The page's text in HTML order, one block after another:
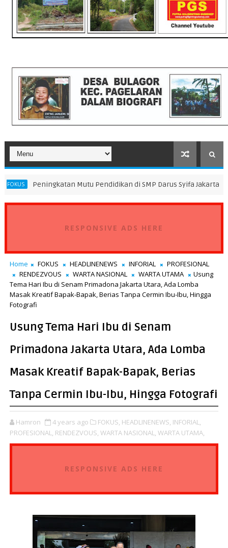
Mutu Pendidikan di SMP Darus Syifa Jakarta Utara
RESPONSIVE ADS HERE
Home FOKUS HEADLINENEWS INFORIAL
PROFESIONAL
RENDEZVOUS
WARTA NASIONAL WARTA UTAMA
Usung
Tema Hari Ibu di Senam Primadona Jakarta Utara, Ada Lomba
Masak Kreatif Bapak-Bapak, Berias Tanpa Cermin Ibu-Ibu, Hingga
Fotografi
Usung Tema Hari Ibu di Senam
Primadona Jakarta Utara, Ada Lomba
Masak Kreatif Bapak-Bapak, Berias
Tanpa Cermin Ibu-Ibu, Hingga Fotografi
Hamron 4 years ago FOKUS, HEADLINENEWS, INFORIAL,
PROFESIONAL, RENDEZVOUS, WARTA NASIONAL, WARTA UTAMA,
RESPONSIVE ADS HERE